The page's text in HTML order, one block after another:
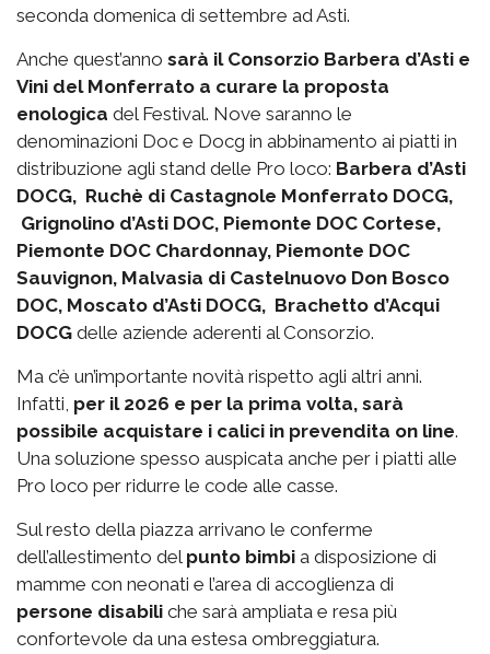
seconda domenica di settembre ad Asti.
Anche quest’anno sarà il Consorzio Barbera d’Asti e
Vini del Monferrato a curare la proposta
enologica del Festival. Nove saranno le
denominazioni Doc e Docg in abbinamento ai piatti in
distribuzione agli stand delle Pro loco: Barbera d’Asti
DOCG, Ruchè di Castagnole Monferrato DOCG,
Grignolino d’Asti DOC, Piemonte DOC Cortese,
Piemonte DOC Chardonnay, Piemonte DOC
Sauvignon, Malvasia di Castelnuovo Don Bosco
DOC, Moscato d’Asti DOCG, Brachetto d’Acqui
DOCG delle aziende aderenti al Consorzio.
Ma c’è un’importante novità rispetto agli altri anni.
Infatti, per il 2026 e per la prima volta, sarà
possibile acquistare i calici in prevendita on line.
Una soluzione spesso auspicata anche per i piatti alle
Pro loco per ridurre le code alle casse.
Sul resto della piazza arrivano le conferme
dell’allestimento del punto bimbi a disposizione di
mamme con neonati e l’area di accoglienza di
persone disabili che sarà ampliata e resa più
confortevole da una estesa ombreggiatura.